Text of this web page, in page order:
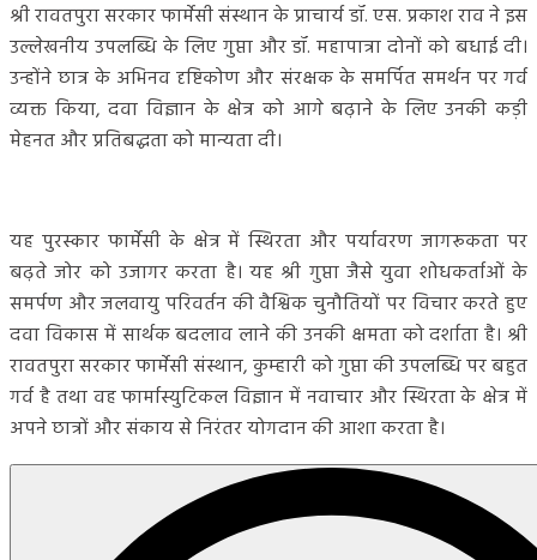
श्री रावतपुरा सरकार फार्मेसी संस्थान के प्राचार्य डॉ. एस. प्रकाश राव ने इस
उल्लेखनीय उपलब्धि के लिए गुप्ता और डॉ. महापात्रा दोनों को बधाई दी।
उन्होंने छात्र के अभिनव दृष्टिकोण और संरक्षक के समर्पित समर्थन पर गर्व
व्यक्त किया, दवा विज्ञान के क्षेत्र को आगे बढ़ाने के लिए उनकी कड़ी
मेहनत और प्रतिबद्धता को मान्यता दी।
यह पुरस्कार फार्मेसी के क्षेत्र में स्थिरता और पर्यावरण जागरूकता पर
बढ़ते जोर को उजागर करता है। यह श्री गुप्ता जैसे युवा शोधकर्ताओं के
समर्पण और जलवायु परिवर्तन की वैश्विक चुनौतियों पर विचार करते हुए
दवा विकास में सार्थक बदलाव लाने की उनकी क्षमता को दर्शाता है। श्री
रावतपुरा सरकार फार्मेसी संस्थान, कुम्हारी को गुप्ता की उपलब्धि पर बहुत
गर्व है तथा वह फार्मास्युटिकल विज्ञान में नवाचार और स्थिरता के क्षेत्र में
अपने छात्रों और संकाय से निरंतर योगदान की आशा करता है।